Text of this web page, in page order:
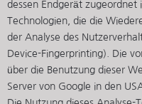
dessen Endgerät
Technologien, die die
der Analyse des
Device-Fingerprinting). Die
über die Benutzung dieser
Server von Google in den